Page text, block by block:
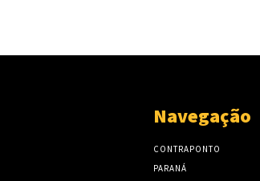
Navegação
CONTRAPONTO
PARANÁ